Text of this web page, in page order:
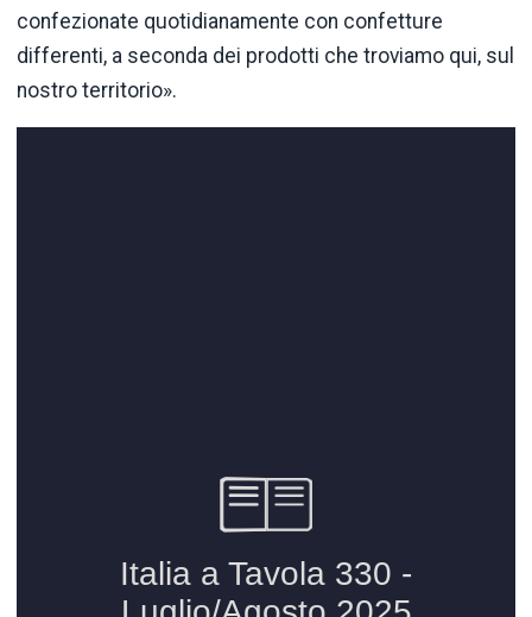
confezionate quotidianamente con confetture
differenti, a seconda dei prodotti che troviamo qui, sul
nostro territorio».